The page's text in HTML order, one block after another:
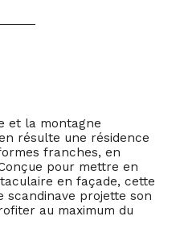
et la montagne
résulte une résidence
franches, en
pour mettre en
en façade, cette
scandinave projette son
au maximum du